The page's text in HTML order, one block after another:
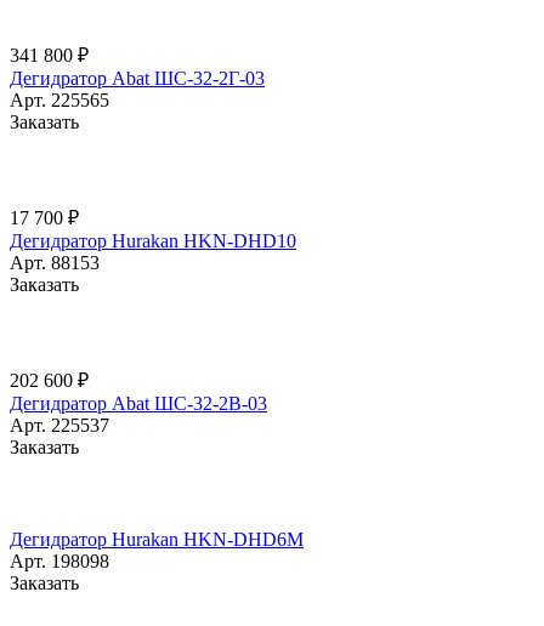
341 800 ₽
Дегидратор Abat ШС-32-2Г-03
Арт. 225565
Заказать
17 700 ₽
Дегидратор Hurakan HKN-DHD10
Арт. 88153
Заказать
202 600 ₽
Дегидратор Abat ШС-32-2В-03
Арт. 225537
Заказать
Дегидратор Hurakan HKN-DHD6M
Арт. 198098
Заказать